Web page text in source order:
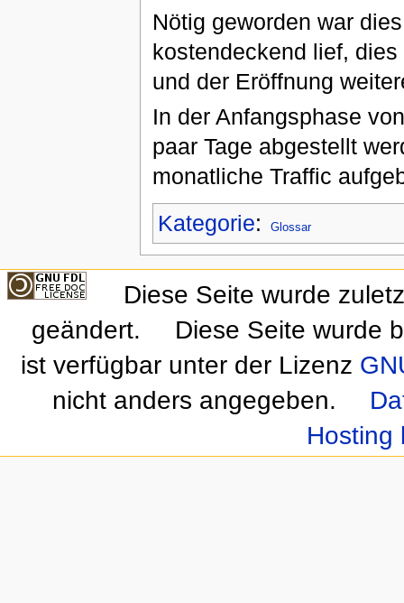
Nötig geworden war
kostendeckend lief,
und der Eröffnung
In der Anfangsphase
paar Tage abgestellt
monatliche Traffic
Kategorie: Glossar
Diese Seite wurde
geändert.
Diese Seite wurde
ist verfügbar unter der Lizenz
nicht anders angegeben.
Hosting